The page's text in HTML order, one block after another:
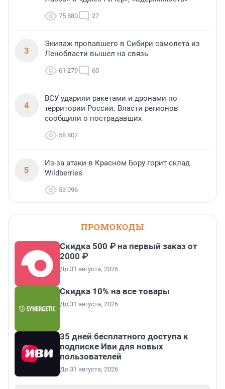
75 880 27
3
Экипаж пропавшего в Сибири самолета из
Ленобласти вышел на связь
61 279 60
4
ВСУ ударили ракетами и дронами по
территории России. Власти регионов
сообщили о пострадавших
58 807
5
Из-за атаки в Красном Бору горит склад
Wildberries
53 096
ПРОМОКОДЫ
Скидка 500 ₽ на первый заказ от
2000 ₽
До 31 августа, 2026
Скидка 10% на все товары
До 31 августа, 2026
35 дней бесплатного доступа к
подписке Иви для новых
пользователей
До 31 августа, 2026